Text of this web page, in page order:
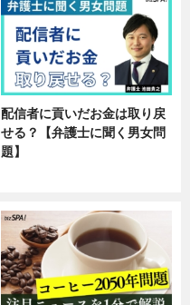
配信者に貢いだお金は取り戻
せる？【弁護士に聞く男女問
題】